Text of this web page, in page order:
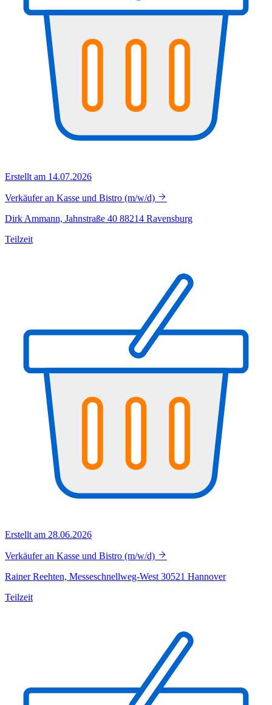
Erstellt am 14.07.2026
Verkäufer an Kasse und Bistro (m/w/d)
Dirk Ammann, Jahnstraße 40 88214 Ravensburg
Teilzeit
Erstellt am 28.06.2026
Verkäufer an Kasse und Bistro (m/w/d)
Rainer Reehten, Messeschnellweg-West 30521 Hannover
Teilzeit